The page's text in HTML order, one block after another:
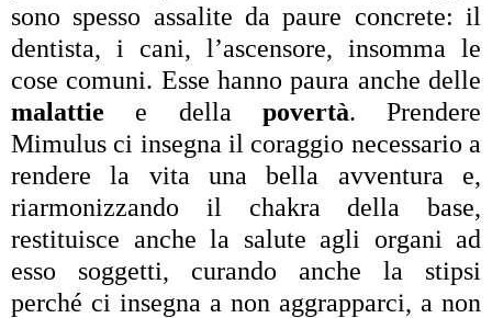
sono spesso assalite da paure concrete: il
dentista, i cani, l’ascensore, insomma le
cose comuni. Esse hanno paura anche delle
malattie e della povertà. Prendere
Mimulus ci insegna il coraggio necessario a
rendere la vita una bella avventura e,
riarmonizzando il chakra della base,
restituisce anche la salute agli organi ad
esso soggetti, curando anche la stipsi
perché ci insegna a non aggrapparci, a non